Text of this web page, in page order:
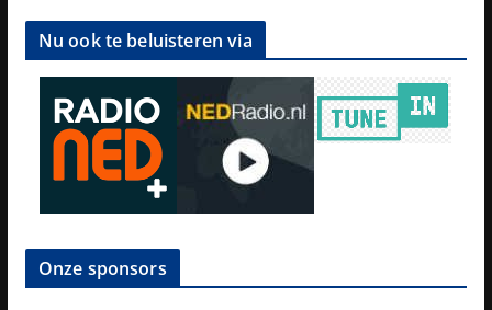
Nu ook te beluisteren via
Onze sponsors